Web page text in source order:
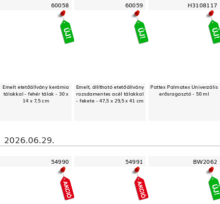
60058
Emelt etetőállvány kerámia
tálakkal - fehér tálak - 30 x
14 x 7,5 cm
60059
Emelt, állítható etetőállvány
rozsdamentes acél tálakkal
- fekete - 47,5 x 29,5 x 41 cm
H3108117
Pattex Palmatex Univerzális
erősragasztó - 50 ml
2026.06.29.
54990 54991 BW2062